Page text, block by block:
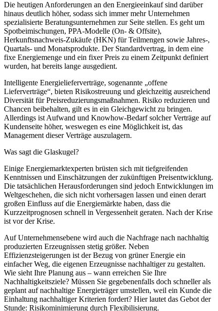
Die heutigen Anforderungen an den Energieeinkauf sind darüber
hinaus deutlich höher, sodass sich immer mehr Unternehmen
spezialisierte Beratungsunternehmen zur Seite stellen. Es geht um
Spotbeimischungen, PPA-Modelle (On- & Offsite),
Herkunftsnachweis-Zukäufe (HKN) für Teilmengen sowie Jahres-,
Quartals- und Monatsprodukte. Der Standardvertrag, in dem eine
fixe Energiemenge und ein fixer Preis zu einem Zeitpunkt definiert
wurden, hat bereits lange ausgedient.
Intelligente Energielieferverträge, sogenannte „offene
Lieferverträge“, bieten Risikostreuung und gleichzeitig ausreichend
Diversität für Preisreduzierungsmaßnahmen. Risiko reduzieren und
Chancen beibehalten, gilt es in ein Gleichgewicht zu bringen.
Allerdings ist Aufwand und Knowhow-Bedarf solcher Verträge auf
Kundenseite höher, weswegen es eine Möglichkeit ist, das
Management dieser Verträge auszulagern.
Was sagt die Glaskugel?
Einige Energiemarktexperten brüsten sich mit tiefgreifenden
Kenntnissen und Einschätzungen der zukünftigen Preisentwicklung.
Die tatsächlichen Herausforderungen sind jedoch Entwicklungen im
Weltgeschehen, die sich nicht vorhersagen lassen und einen derart
großen Einfluss auf die Energiemärkte haben, dass die
Kurzzeitprognosen schnell in Vergessenheit geraten. Nach der Krise
ist vor der Krise.
Auf Unternehmensebene wird auch die Nachfrage nach nachhaltig
produzierten Erzeugnissen stetig größer. Neben
Effizienzsteigerungen ist der Bezug von grüner Energie ein
einfacher Weg, die eigenen Erzeugnisse nachhaltiger zu gestalten.
Wie sieht Ihre Planung aus – wann erreichen Sie Ihre
Nachhaltigkeitsziele? Müssen Sie gegebenenfalls doch schneller als
geplant auf nachhaltige Energieträger umstellen, weil ein Kunde die
Einhaltung nachhaltiger Kriterien fordert? Hier lautet das Gebot der
Stunde: Risikominimierung durch Flexibilisierung.